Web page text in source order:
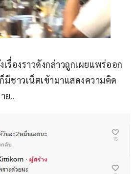
รื่องราวดังกล่าวถูกเผยแพร่ออก
มีชาวเน็ตเข้ามาแสดงความคิด
ย..